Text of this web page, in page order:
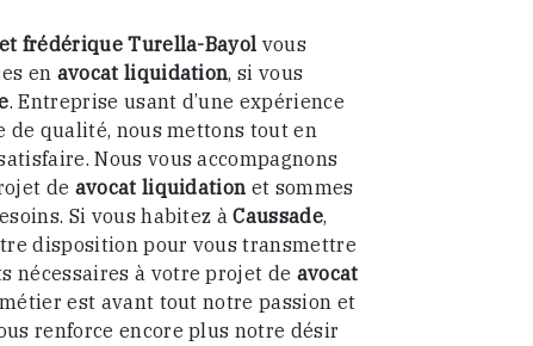
frédérique Turella-Bayol vous
en avocat liquidation, si vous
. Entreprise usant d’une expérience
de qualité, nous mettons tout en
Nous vous accompagnons
de avocat liquidation et sommes
Si vous habitez àCaussade,
disposition pour vous transmettre
nécessaires à votre projet de avocat
est avant tout notre passion et
renforce encore plus notre désir